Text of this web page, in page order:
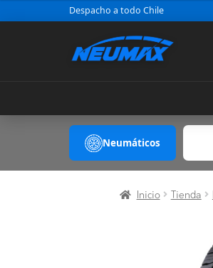
Saltar al contenidoDespacho a todo Chile
Neumáticos
Inicio Tienda